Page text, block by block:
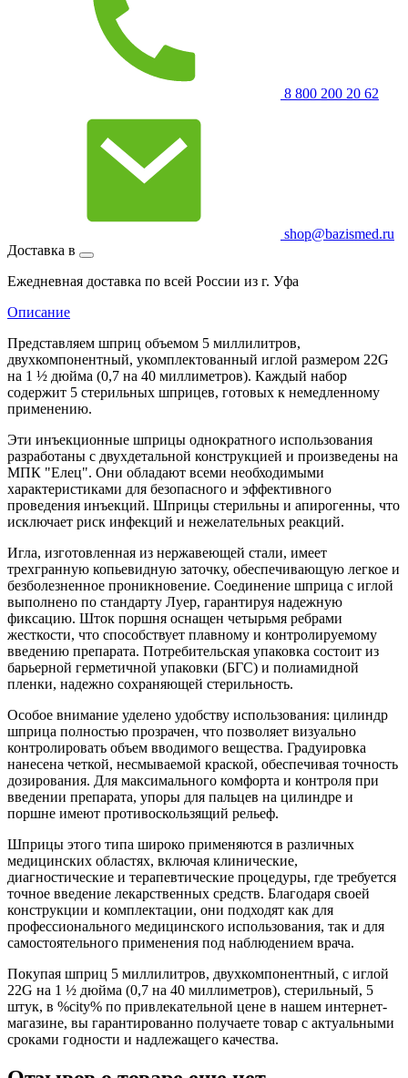
8 800 200 20 62
shop@bazismed.ru
Доставка в
Ежедневная доставка по всей России из г. Уфа
Описание
Представляем шприц объемом 5 миллилитров,
двухкомпонентный, укомплектованный иглой размером 22G
на 1 ½ дюйма (0,7 на 40 миллиметров). Каждый набор
содержит 5 стерильных шприцев, готовых к немедленному
применению.
Эти инъекционные шприцы однократного использования
разработаны с двухдетальной конструкцией и произведены на
МПК "Елец". Они обладают всеми необходимыми
характеристиками для безопасного и эффективного
проведения инъекций. Шприцы стерильны и апирогенны, что
исключает риск инфекций и нежелательных реакций.
Игла, изготовленная из нержавеющей стали, имеет
трехгранную копьевидную заточку, обеспечивающую легкое и
безболезненное проникновение. Соединение шприца с иглой
выполнено по стандарту Луер, гарантируя надежную
фиксацию. Шток поршня оснащен четырьмя ребрами
жесткости, что способствует плавному и контролируемому
введению препарата. Потребительская упаковка состоит из
барьерной герметичной упаковки (БГС) и полиамидной
пленки, надежно сохраняющей стерильность.
Особое внимание уделено удобству использования: цилиндр
шприца полностью прозрачен, что позволяет визуально
контролировать объем вводимого вещества. Градуировка
нанесена четкой, несмываемой краской, обеспечивая точность
дозирования. Для максимального комфорта и контроля при
введении препарата, упоры для пальцев на цилиндре и
поршне имеют противоскользящий рельеф.
Шприцы этого типа широко применяются в различных
медицинских областях, включая клинические,
диагностические и терапевтические процедуры, где требуется
точное введение лекарственных средств. Благодаря своей
конструкции и комплектации, они подходят как для
профессионального медицинского использования, так и для
самостоятельного применения под наблюдением врача.
Покупая шприц 5 миллилитров, двухкомпонентный, с иглой
22G на 1 ½ дюйма (0,7 на 40 миллиметров), стерильный, 5
штук, в %city% по привлекательной цене в нашем интернет-
магазине, вы гарантированно получаете товар с актуальными
сроками годности и надлежащего качества.